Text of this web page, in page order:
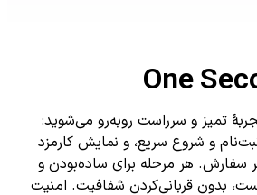
تمیز و سرراست روبه‌رو می‌شوید:
و شروع سریع، و نمایش کارمزد
سفارش. هر مرحله برای ساده‌بودن و
بدون قربانی‌کردن شفافیت. امنیت